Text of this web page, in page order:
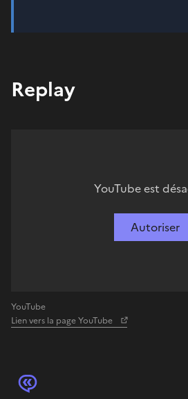
Replay
YouTube est
Autoriser
YouTube
Lien vers la page YouTube